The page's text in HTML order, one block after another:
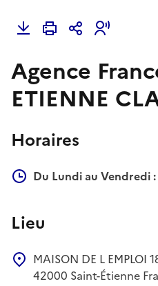
Agence
ETIENNE
Horaires
Du Lundi au Vendredi :
Lieu
MAISON DE L EMPLOI
42000 Saint-Étienne